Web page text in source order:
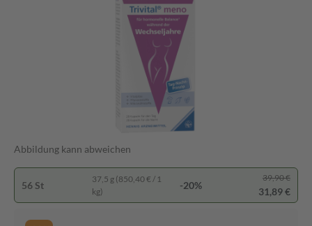
Abbildung kann abweichen
56 St
37,5 g (850,40 € / 1
kg)
-20%
39,90 €
31,89 €